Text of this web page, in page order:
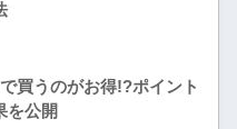
買うのがお得!?ポイント
を公開